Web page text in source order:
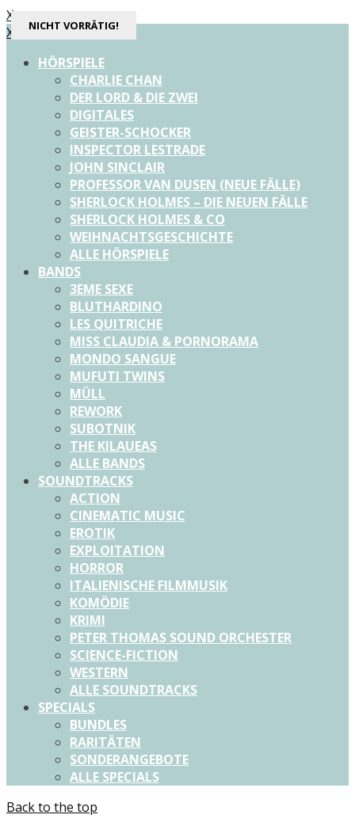
X
X
HÖRSPIELE
CHARLIE CHAN
DER LORD & DIE ZWEI
DIGITALES
GEISTER-SCHOCKER
INSPECTOR LESTRADE
JOHN SINCLAIR
PROFESSOR VAN DUSEN (NEUE FÄLLE)
SHERLOCK HOLMES – DIE NEUEN FÄLLE
SHERLOCK HOLMES & CO
WEIHNACHTSGESCHICHTE
ALLE HÖRSPIELE
BANDS
3EME SEXE
BLUTHARDINO
LES QUITRICHE
MISS CLAUDIA & PORNORAMA
MONDO SANGUE
MUFUTI TWINS
MÜLL
REWORK
SUBOTNIK
THE KILAUEAS
ALLE BANDS
SOUNDTRACKS
ACTION
CINEMATIC MUSIC
EROTIK
EXPLOITATION
HORROR
ITALIENISCHE FILMMUSIK
KOMÖDIE
KRIMI
PETER THOMAS SOUND ORCHESTER
SCIENCE-FICTION
WESTERN
ALLE SOUNDTRACKS
SPECIALS
BUNDLES
RARITÄTEN
SONDERANGEBOTE
ALLE SPECIALS
Back to the top
NICHT VORRÄTIG!
NICHT VORRÄTIG!